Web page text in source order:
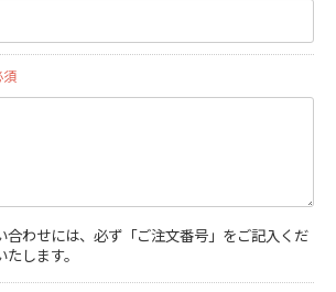
須
合わせには、必ず「ご注文番号」をご記入くだ
します。